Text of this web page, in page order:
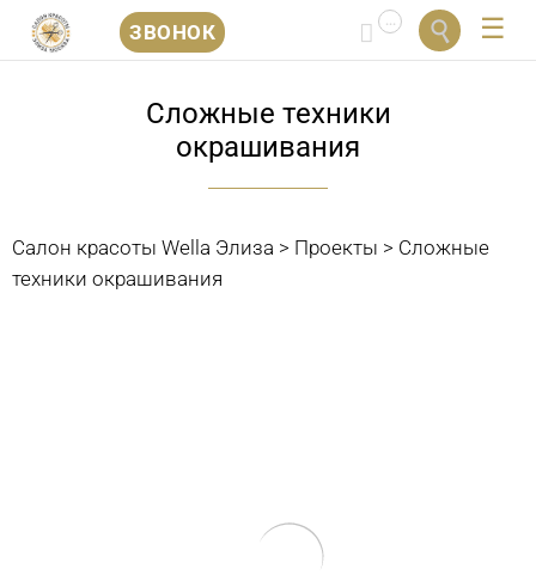
ЗВОНОК  
Сложные техники
окрашивания
Салон красоты Wella Элиза > Проекты > Сложные
техники окрашивания